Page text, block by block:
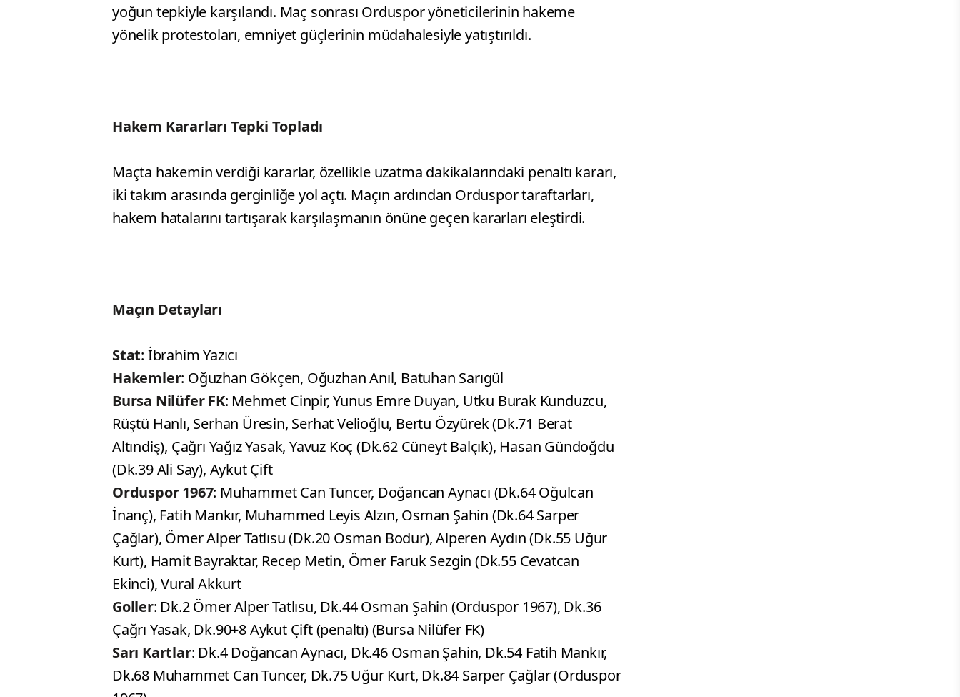
yoğun tepkiyle karşılandı. Maç sonrası Orduspor yöneticilerinin hakeme
yönelik protestoları, emniyet güçlerinin müdahalesiyle yatıştırıldı.
Hakem Kararları Tepki Topladı
Maçta hakemin verdiği kararlar, özellikle uzatma dakikalarındaki penaltı kararı,
iki takım arasında gerginliğe yol açtı. Maçın ardından Orduspor taraftarları,
hakem hatalarını tartışarak karşılaşmanın önüne geçen kararları eleştirdi.
Maçın Detayları
Stat: İbrahim Yazıcı
Hakemler: Oğuzhan Gökçen, Oğuzhan Anıl, Batuhan Sarıgül
Bursa Nilüfer FK: Mehmet Cinpir, Yunus Emre Duyan, Utku Burak Kunduzcu,
Rüştü Hanlı, Serhan Üresin, Serhat Velioğlu, Bertu Özyürek (Dk.71 Berat
Altındiş), Çağrı Yağız Yasak, Yavuz Koç (Dk.62 Cüneyt Balçık), Hasan Gündoğdu
(Dk.39 Ali Say), Aykut Çift
Orduspor 1967: Muhammet Can Tuncer, Doğancan Aynacı (Dk.64 Oğulcan
İnanç), Fatih Mankır, Muhammed Leyis Alzın, Osman Şahin (Dk.64 Sarper
Çağlar), Ömer Alper Tatlısu (Dk.20 Osman Bodur), Alperen Aydın (Dk.55 Uğur
Kurt), Hamit Bayraktar, Recep Metin, Ömer Faruk Sezgin (Dk.55 Cevatcan
Ekinci), Vural Akkurt
Goller: Dk.2 Ömer Alper Tatlısu, Dk.44 Osman Şahin (Orduspor 1967), Dk.36
Çağrı Yasak, Dk.90+8 Aykut Çift (penaltı) (Bursa Nilüfer FK)
Sarı Kartlar: Dk.4 Doğancan Aynacı, Dk.46 Osman Şahin, Dk.54 Fatih Mankır,
Dk.68 Muhammet Can Tuncer, Dk.75 Uğur Kurt, Dk.84 Sarper Çağlar (Orduspor